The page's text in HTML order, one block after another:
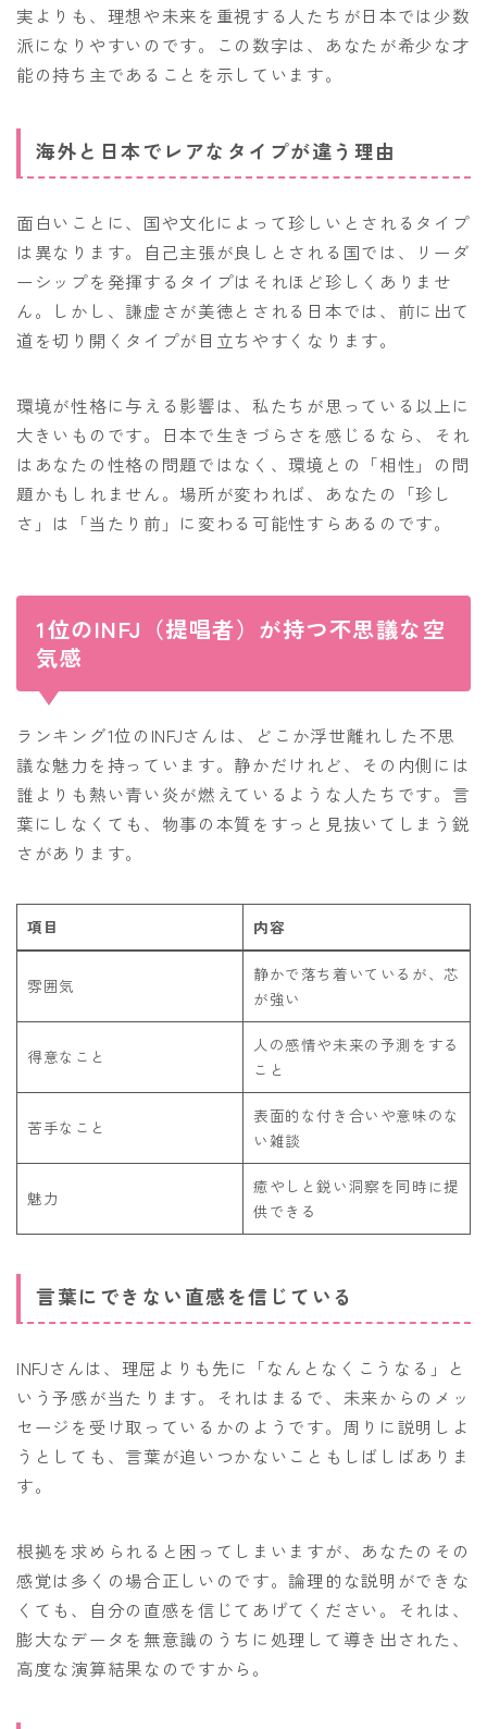
実よりも、理想や未来を重視する人たちが日本では少数
派になりやすいのです。この数字は、あなたが希少な才
能の持ち主であることを示しています。
海外と日本でレアなタイプが違う理由
面白いことに、国や文化によって珍しいとされるタイプ
は異なります。自己主張が良しとされる国では、リーダ
ーシップを発揮するタイプはそれほど珍しくありませ
ん。しかし、謙虚さが美徳とされる日本では、前に出て
道を切り開くタイプが目立ちやすくなります。
環境が性格に与える影響は、私たちが思っている以上に
大きいものです。日本で生きづらさを感じるなら、それ
はあなたの性格の問題ではなく、環境との「相性」の問
題かもしれません。場所が変われば、あなたの「珍し
さ」は「当たり前」に変わる可能性すらあるのです。
1位のINFJ（提唱者）が持つ不思議な空
気感
ランキング1位のINFJさんは、どこか浮世離れした不思
議な魅力を持っています。静かだけれど、その内側には
誰よりも熱い青い炎が燃えているような人たちです。言
葉にしなくても、物事の本質をすっと見抜いてしまう鋭
さがあります。
項目 内容
雰囲気
静かで落ち着いているが、芯
が強い
得意なこと
人の感情や未来の予測をする
こと
苦手なこと
表面的な付き合いや意味のな
い雑談
魅力
癒やしと鋭い洞察を同時に提
供できる
言葉にできない直感を信じている
INFJさんは、理屈よりも先に「なんとなくこうなる」と
いう予感が当たります。それはまるで、未来からのメッ
セージを受け取っているかのようです。周りに説明しよ
うとしても、言葉が追いつかないこともしばしばありま
す。
根拠を求められると困ってしまいますが、あなたのその
感覚は多くの場合正しいのです。論理的な説明ができな
くても、自分の直感を信じてあげてください。それは、
膨大なデータを無意識のうちに処理して導き出された、
高度な演算結果なのですから。